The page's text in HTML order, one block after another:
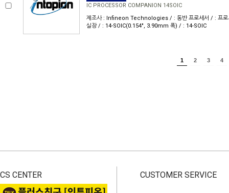
IC PROCESSOR COMPANION 14SOIC
제조사 : Infineon Technologies / : 동반 프로세서 / : 프로
실장 / : 14-SOIC(0.154", 3.90mm 폭) / : 14-SOIC
1 2 3 4
CS CENTER CUSTOMER SERVICE